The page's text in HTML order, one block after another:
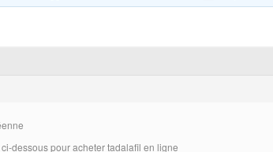
dessous pour acheter tadalafil en ligne